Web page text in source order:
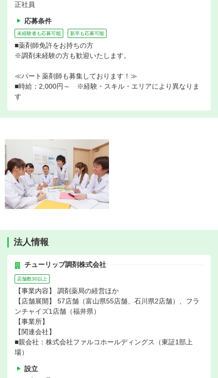
正社員
応募条件
未経験者も応募可能 新卒も応募可能
■薬剤師免許をお持ちの方
※調剤未経験の方も歓迎いたします。
≪パート薬剤師も募集しております！≫
■時給：2,000円～ ※経験・スキル・エリアにより異なりま
す
法人情報
チューリップ調剤株式会社
店舗数30以上
【事業内容】 調剤薬局の経営ほか
【店舗展開】 57店舗（富山県55店舗、石川県2店舗）、フラ
ンチャイズ1店舗（福井県）
【事業所】
【関連会社】
■親会社：株式会社ファルコホールディングス（東証1部上
場）
設立